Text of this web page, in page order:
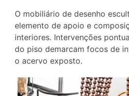
O mobiliário de desenho
elemento de apoio e
interiores. Intervenções
do piso demarcam focos de
o acervo exposto.